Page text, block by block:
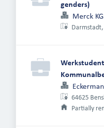
genders)
Merck
64625
Partially